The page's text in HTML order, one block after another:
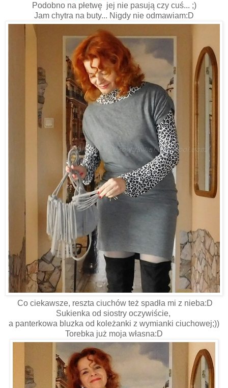
Podobno na płetwę jej nie pasują czy cuś... ;)
Jam chytra na buty... Nigdy nie odmawiam:D
Co ciekawsze, reszta ciuchów też spadła mi z nieba:D
Sukienka od siostry oczywiście,
a panterkowa bluzka od koleżanki z wymianki ciuchowej;))
Torebka już moja własna:D